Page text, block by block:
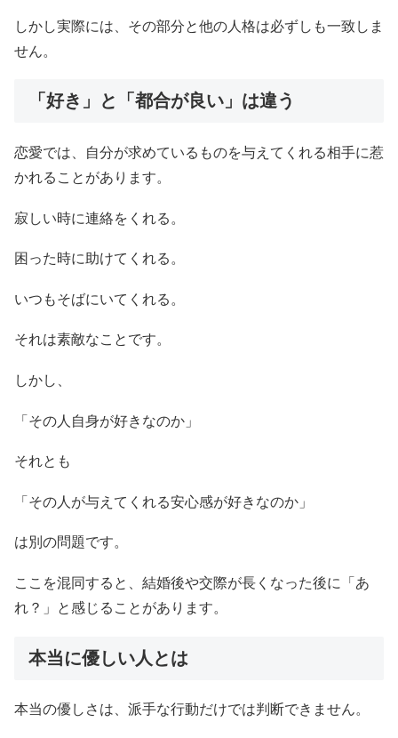
しかし実際には、その部分と他の人格は必ずしも一致しま
せん。
「好き」と「都合が良い」は違う
恋愛では、自分が求めているものを与えてくれる相手に惹
かれることがあります。
寂しい時に連絡をくれる。
困った時に助けてくれる。
いつもそばにいてくれる。
それは素敵なことです。
しかし、
「その人自身が好きなのか」
それとも
「その人が与えてくれる安心感が好きなのか」
は別の問題です。
ここを混同すると、結婚後や交際が長くなった後に「あ
れ？」と感じることがあります。
本当に優しい人とは
本当の優しさは、派手な行動だけでは判断できません。